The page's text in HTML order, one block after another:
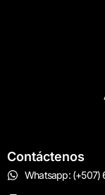
Contáctenos
Whatsapp: (+507)